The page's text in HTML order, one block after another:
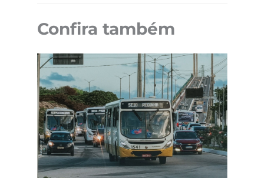
Confira também